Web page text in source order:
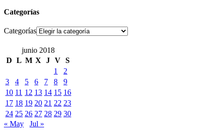
Categorías
Categorías
junio 2018
D L M X J V S
1
2
3
4 5 6 7 8
9
10 11 12 13 14 15 16
17 18 19 20 21 22 23
24 25 26 27 28 29 30
« May
Jul »